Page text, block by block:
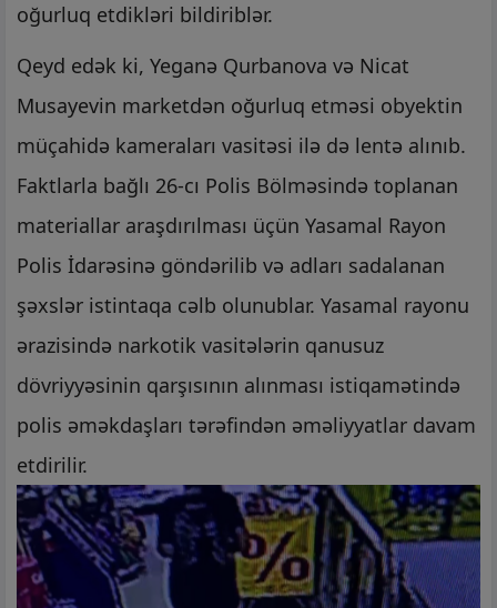
oğurluq etdikləri bildiriblər.
Qeyd edək ki, Yeganə Qurbanova və Nicat
Musayevin marketdən oğurluq etməsi obyektin
müçahidə kameraları vasitəsi ilə də lentə alınıb.
Faktlarla bağlı 26-cı Polis Bölməsində toplanan
materiallar araşdırılması üçün Yasamal Rayon
Polis İdarəsinə göndərilib və adları sadalanan
şəxslər istintaqa cəlb olunublar. Yasamal rayonu
ərazisində narkotik vasitələrin qanusuz
dövriyyəsinin qarşısının alınması istiqamətində
polis əməkdaşları tərəfindən əməliyyatlar davam
etdirilir.